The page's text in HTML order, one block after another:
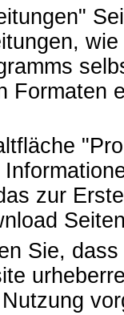
Formaten
zur
Sie,